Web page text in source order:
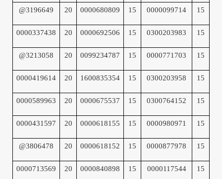
@3196649 20 0000680809 15 0000099714 15
0000337438 20 0000692506 15 0300203983 15
@3213058 20 0099234787 15 0000771703 15
0000419614 20 1600835354 15 0300203958 15
0000589963 20 0000675537 15 0300764152 15
0000431597 20 0000618155 15 0000980971 15
@3806478 20 0000618152 15 0000877978 15
0000713569 20 0000840898 15 0000117544 15